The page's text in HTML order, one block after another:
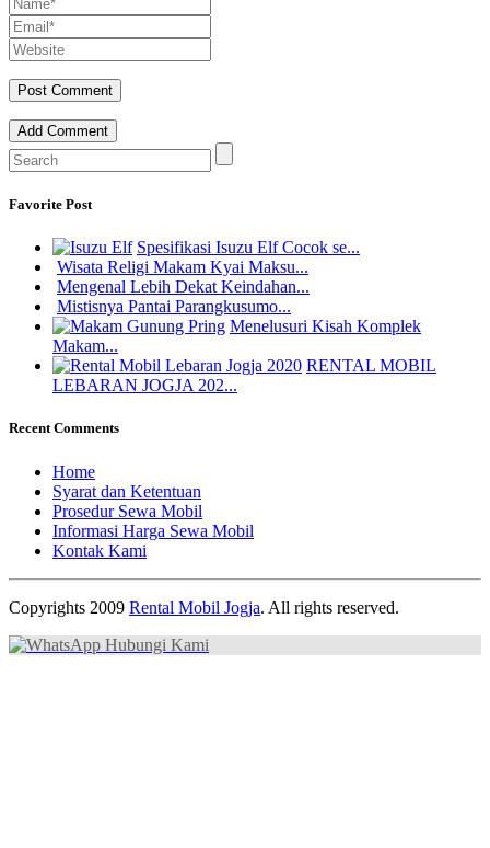
Add Comment
Favorite Post
Spesifikasi Isuzu Elf Cocok se...
Wisata Religi Makam Kyai Maksu...
Mengenal Lebih Dekat Keindahan...
Mistisnya Pantai Parangkusumo...
Menelusuri Kisah Komplek
Makam...
RENTAL MOBIL
LEBARAN JOGJA 202...
Recent Comments
Home
Syarat dan Ketentuan
Prosedur Sewa Mobil
Informasi Harga Sewa Mobil
Kontak Kami
Copyrights 2009 Rental Mobil Jogja. All rights reserved.
Hubungi Kami